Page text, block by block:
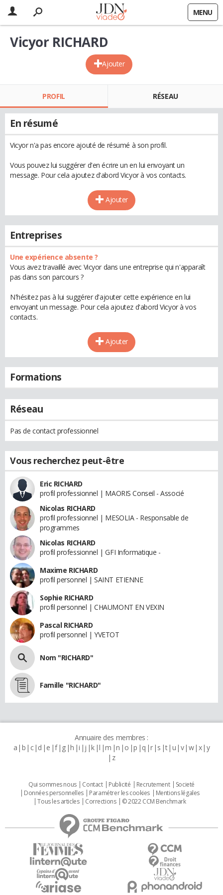
MENU
Ajouter
Vicyor RICHARD
PROFIL RÉSEAU
En résumé
Vicyor n'a pas encore ajouté de résumé à son profil.
Vous pouvez lui suggérer d'en écrire un en lui envoyant un
message. Pour cela ajoutez d'abord Vicyor à vos contacts.
Ajouter
Entreprises
Une expérience absente ?
Vous avez travaillé avec Vicyor dans une entreprise qui n'apparaît
pas dans son parcours ?
N'hésitez pas à lui suggérer d'ajouter cette expérience en lui
envoyant un message. Pour cela ajoutez d'abord Vicyor à vos
contacts.
Ajouter
Formations
Réseau
Pas de contact professionnel
Vous recherchez peut-être
Eric RICHARD
profil professionnel | MAORIS Conseil - Associé
Nicolas RICHARD
profil professionnel | MESOLIA - Responsable de
programmes
Nicolas RICHARD
profil professionnel | GFI Informatique -
Maxime RICHARD
profil personnel | SAINT ETIENNE
Sophie RICHARD
profil personnel | CHAUMONT EN VEXIN
Pascal RICHARD
profil personnel | YVETOT
Nom "RICHARD"
Famille "RICHARD"
Annuaire des membres :
a b c d e f g h i j k l m n o p q r s t u v w x y
z
Qui sommes nous Contact Publicité Recrutement
Societé
Données personnelles
Paramétrer les cookies
Mentions légales
Tous les articles
Corrections © 2022 CCM Benchmark